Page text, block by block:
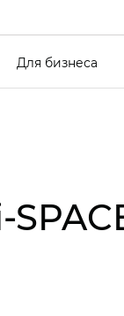
Для бизнеса